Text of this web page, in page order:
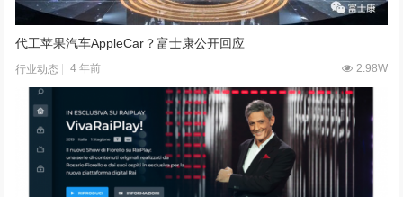
代工苹果汽车AppleCar？富士康公开回应
行业动态 4 年前 2.98W